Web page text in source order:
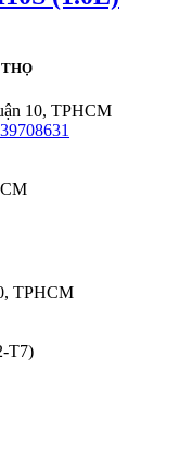
10, TPHCM
TPHCM
T7)